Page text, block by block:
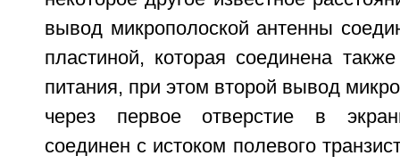
вывод микрополоской антенны
пластиной, которая соединена
питания, при этом второй вывод
через первое отверстие в
соединен с истоком полевого